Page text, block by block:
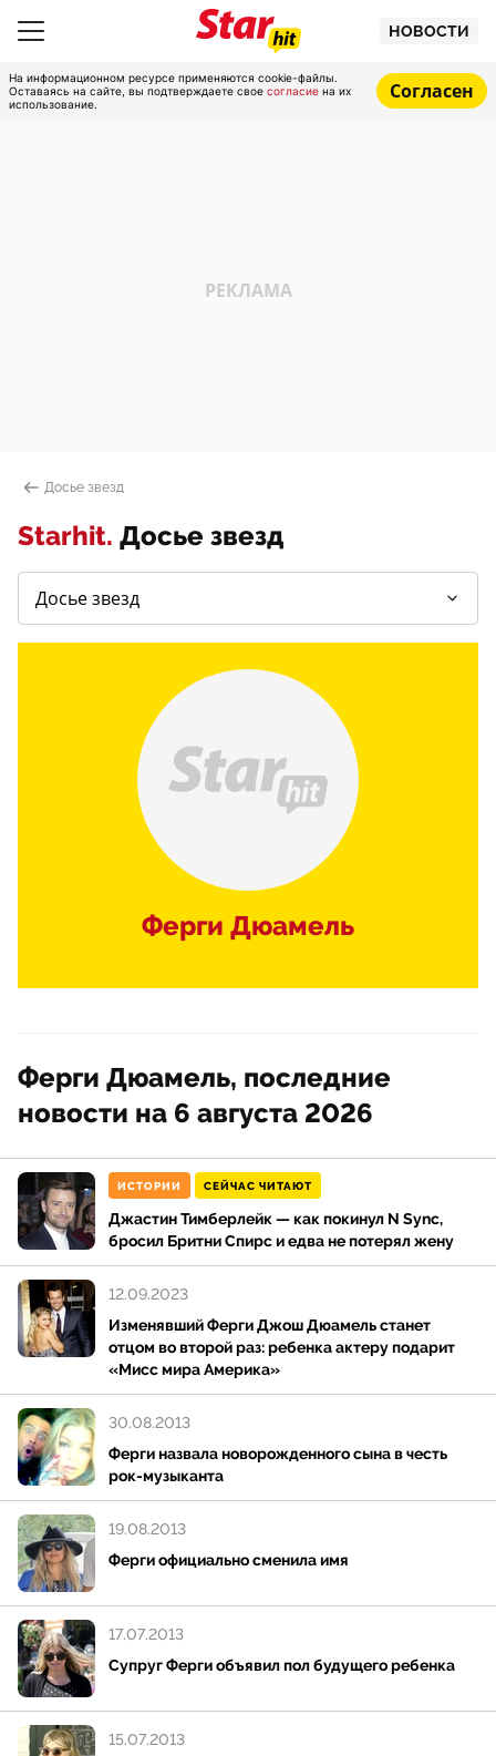
НОВОСТИ
На информационном ресурсе применяются cookie-файлы.
Оставаясь на сайте, вы подтверждаете свое согласие на их
использование.
Согласен
Досье звезд
Starhit. Досье звезд
Ферги Дюамель
Ферги Дюамель, последние
новости на 6 августа 2026
ИСТОРИИ СЕЙЧАС ЧИТАЮТ
Джастин Тимберлейк — как покинул N Sync,
бросил Бритни Спирс и едва не потерял жену
Изменявший Ферги Джош Дюамель станет
отцом во второй раз: ребенка актеру подарит
«Мисс мира Америка»
12.09.2023
Ферги назвала новорожденного сына в честь
рок-музыканта
30.08.2013
Ферги официально сменила имя
19.08.2013
Супруг Ферги объявил пол будущего ребенка
17.07.2013
15.07.2013